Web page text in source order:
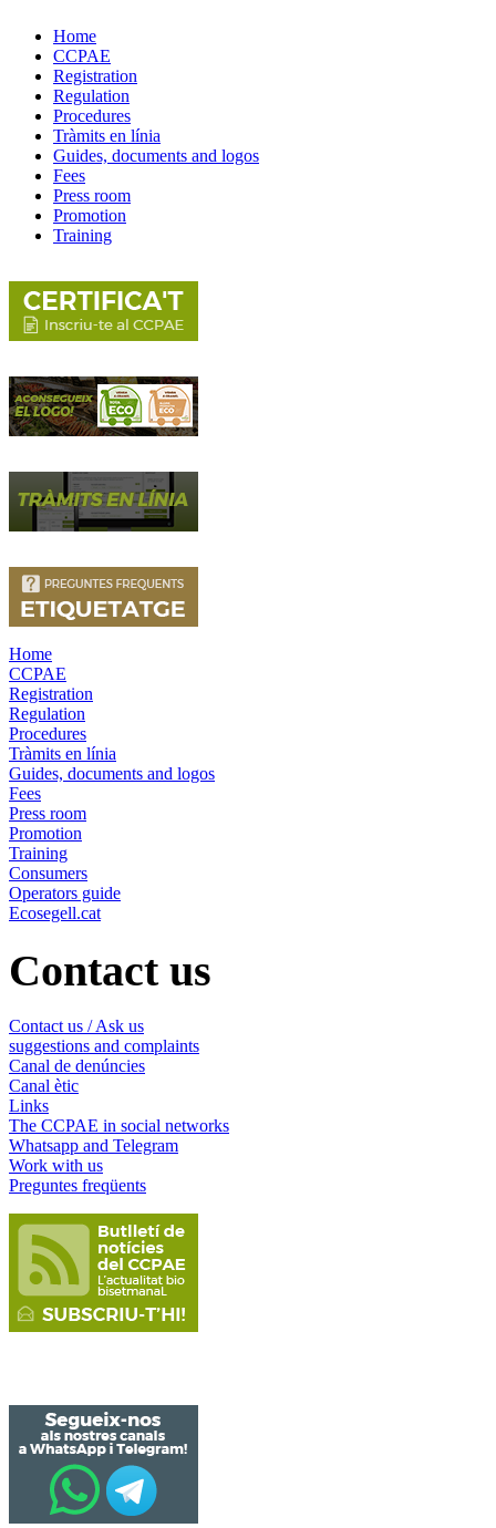
Home
CCPAE
Registration
Regulation
Procedures
Tràmits en línia
Guides, documents and logos
Fees
Press room
Promotion
Training
Home
CCPAE
Registration
Regulation
Procedures
Tràmits en línia
Guides, documents and logos
Fees
Press room
Promotion
Training
Consumers
Operators guide
Ecosegell.cat
Contact us
Contact us / Ask us
suggestions and complaints
Canal de denúncies
Canal ètic
Links
The CCPAE in social networks
Whatsapp and Telegram
Work with us
Preguntes freqüents